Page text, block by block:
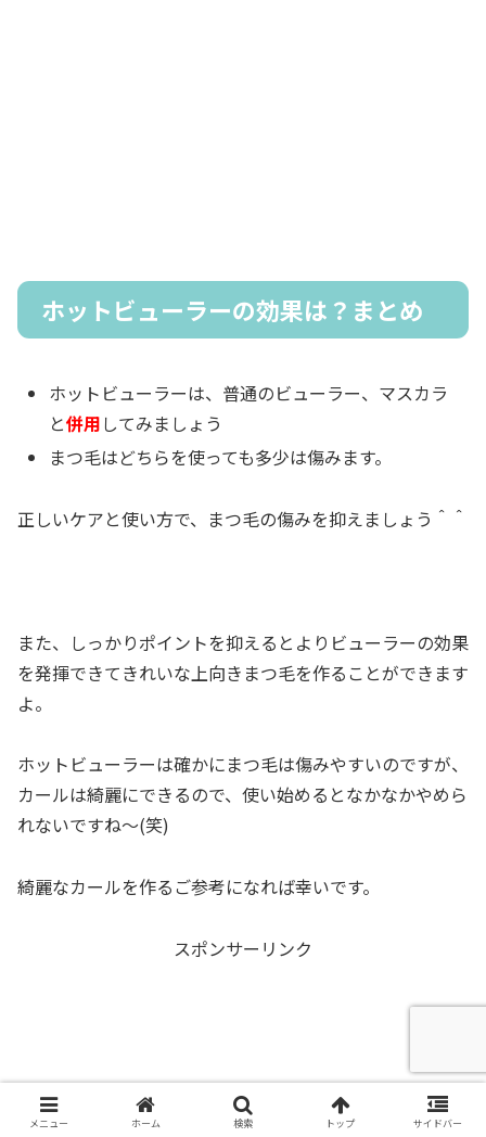
ホットビューラーの効果は？まとめ
ホットビューラーは、普通のビューラー、マスカラ
と併用してみましょう
まつ毛はどちらを使っても多少は傷みます。
正しいケアと使い方で、まつ毛の傷みを抑えましょう＾＾
また、しっかりポイントを抑えるとよりビューラーの効果
を発揮できてきれいな上向きまつ毛を作ることができます
よ。
ホットビューラーは確かにまつ毛は傷みやすいのですが、
カールは綺麗にできるので、使い始めるとなかなかやめら
れないですね～(笑)
綺麗なカールを作るご参考になれば幸いです。
スポンサーリンク
メニュー ホーム 検索 トップ サイドバー